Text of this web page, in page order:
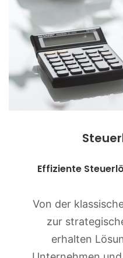
Effiziente
Von der
zur
erhalten